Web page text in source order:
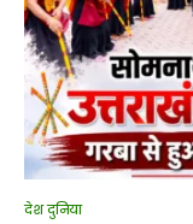
देश दुनिया